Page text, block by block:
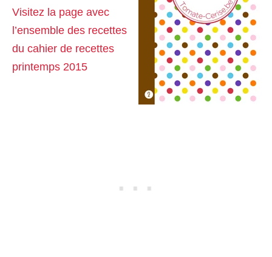
Visitez la page avec
l’ensemble des recettes
du cahier de recettes
printemps 2015